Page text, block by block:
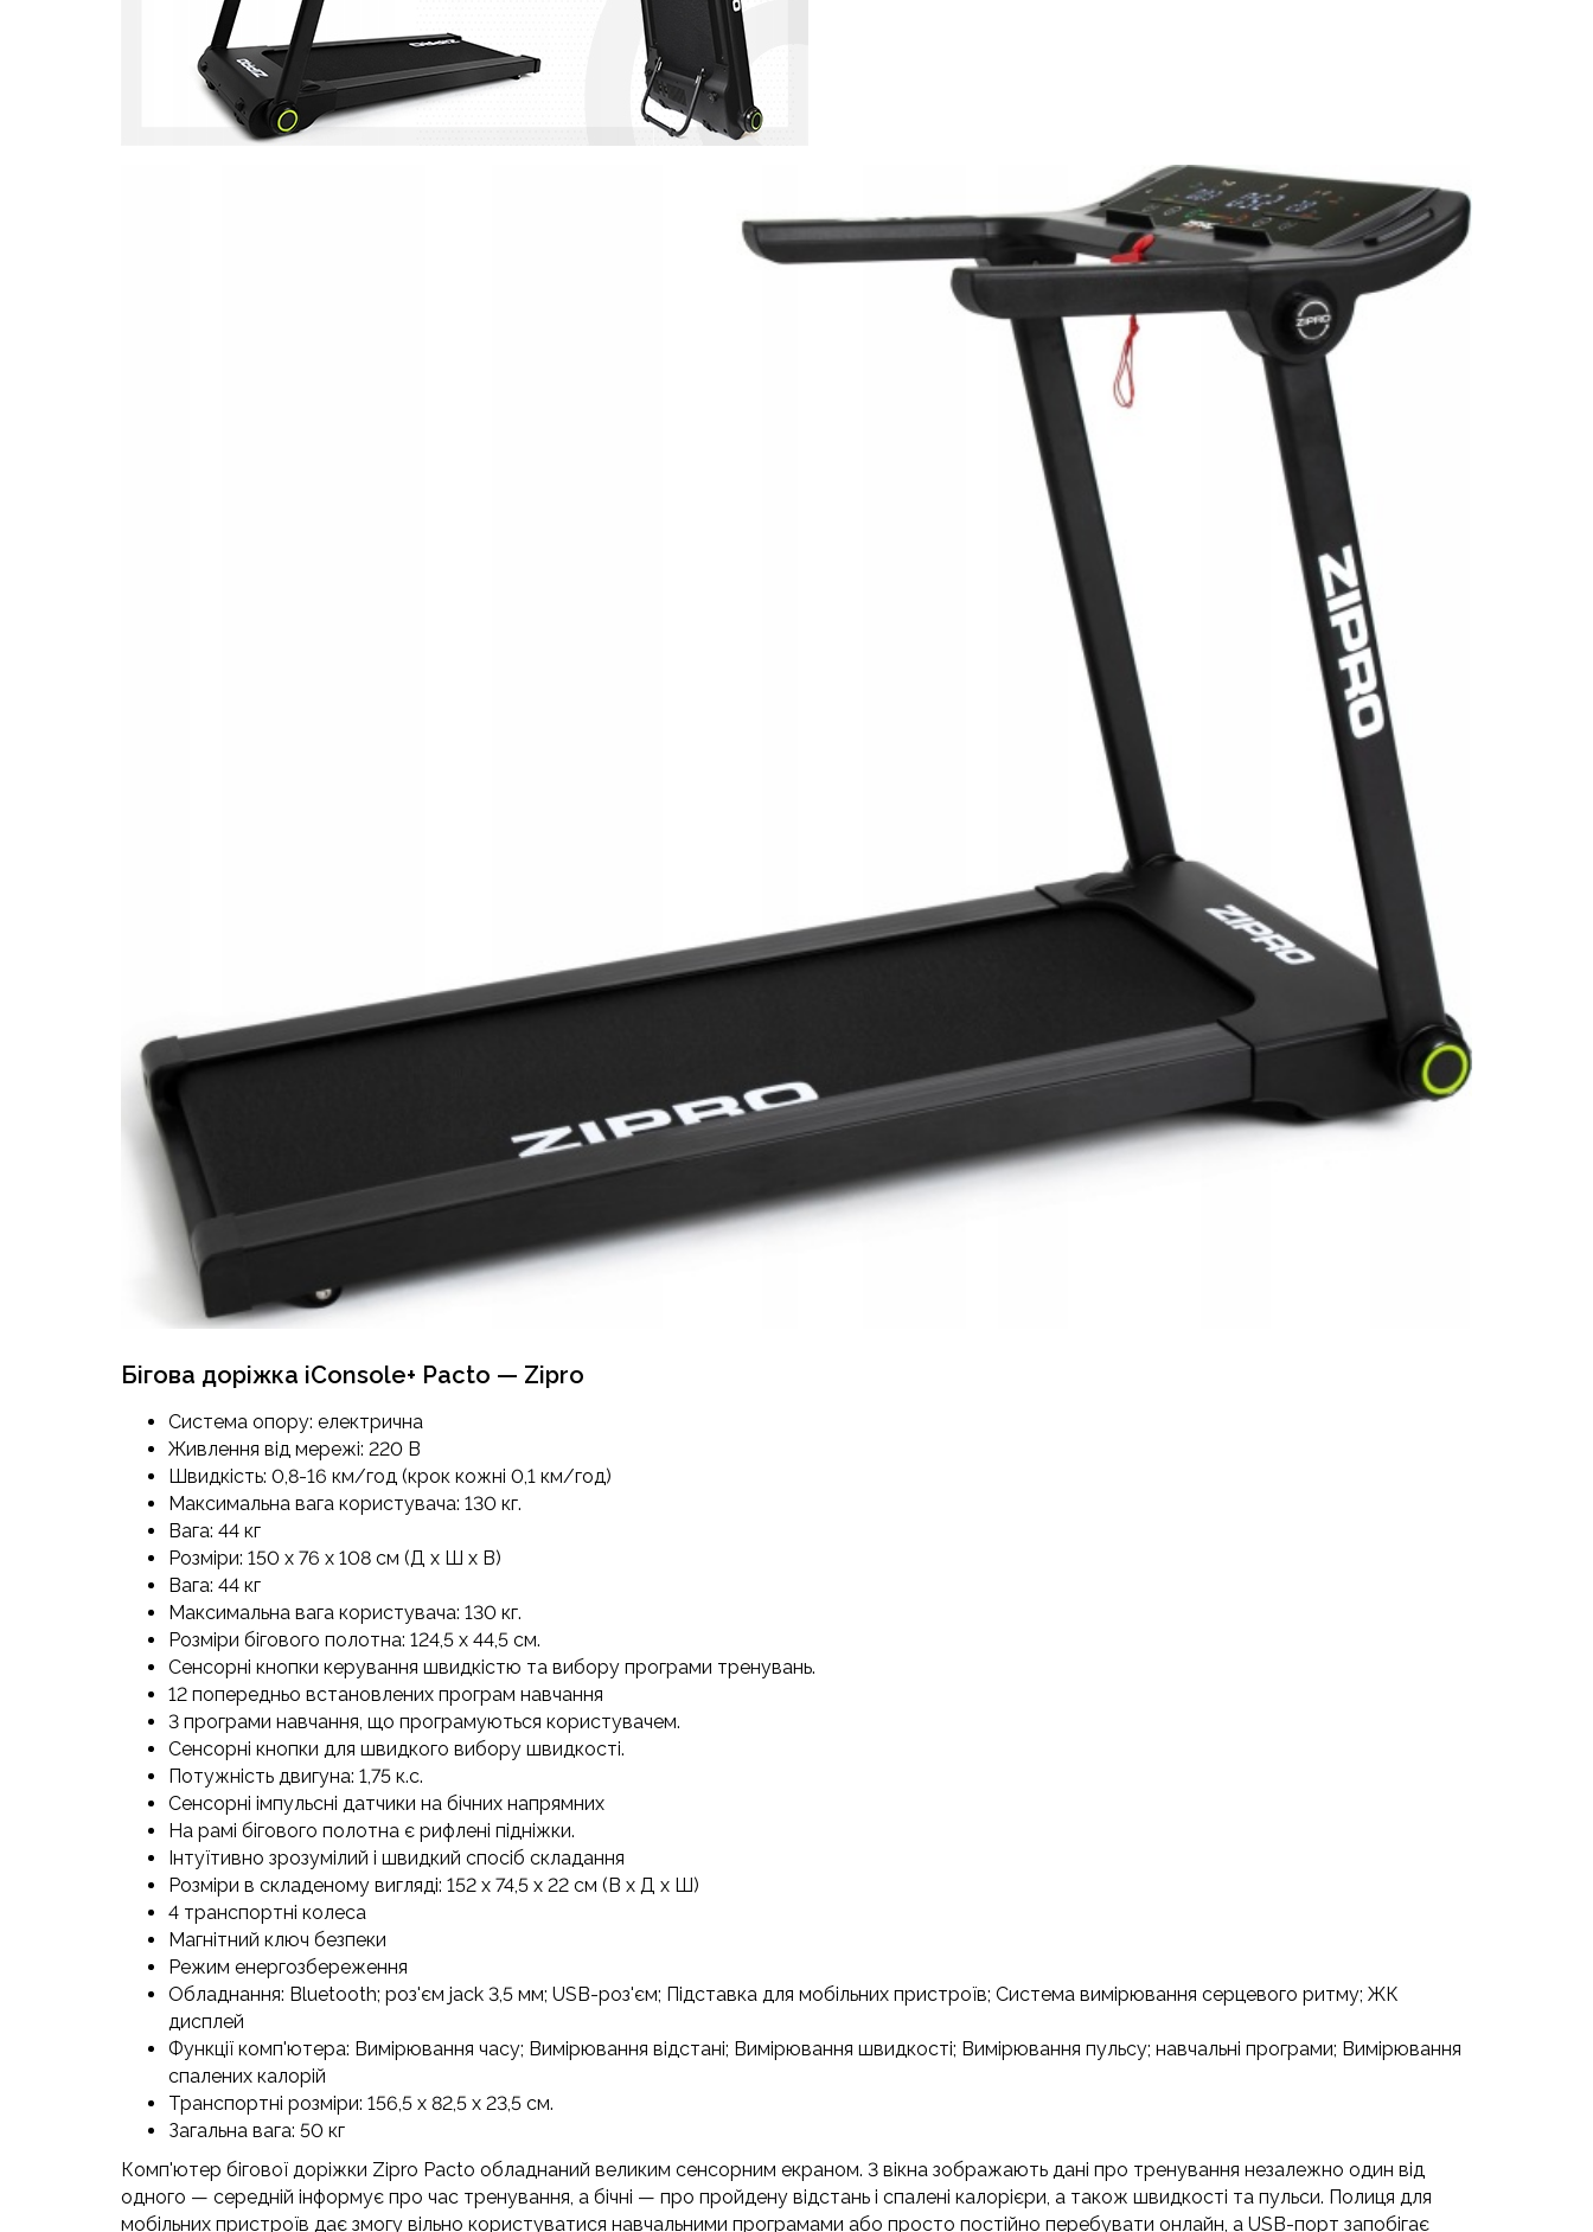
Бігова доріжка iConsole+ Pacto — Zipro
Система опору: електрична
Живлення від мережі: 220 В
Швидкість: 0,8-16 км/год (крок кожні 0,1 км/год)
Максимальна вага користувача: 130 кг.
Вага: 44 кг
Розміри: 150 х 76 х 108 см (Д х Ш х В)
Вага: 44 кг
Максимальна вага користувача: 130 кг.
Розміри бігового полотна: 124,5 х 44,5 см.
Сенсорні кнопки керування швидкістю та вибору програми тренувань.
12 попередньо встановлених програм навчання
3 програми навчання, що програмуються користувачем.
Сенсорні кнопки для швидкого вибору швидкості.
Потужність двигуна: 1,75 к.с.
Сенсорні імпульсні датчики на бічних напрямних
На рамі бігового полотна є рифлені підніжки.
Інтуїтивно зрозумілий і швидкий спосіб складання
Розміри в складеному вигляді: 152 х 74,5 х 22 см (В х Д х Ш)
4 транспортні колеса
Магнітний ключ безпеки
Режим енергозбереження
Обладнання: Bluetooth; роз'єм jack 3,5 мм; USB-роз'єм; Підставка для мобільних пристроїв; Система вимірювання серцевого ритму; ЖК
дисплей
Функції комп'ютера: Вимірювання часу; Вимірювання відстані; Вимірювання швидкості; Вимірювання пульсу; навчальні програми; Вимірювання
спалених калорій
Транспортні розміри: 156,5 х 82,5 х 23,5 см.
Загальна вага: 50 кг
Комп'ютер бігової доріжки Zipro Pacto обладнаний великим сенсорним екраном. 3 вікна зображають дані про тренування незалежно один від
одного — середній інформує про час тренування, а бічні — про пройдену відстань і спалені калорієри, а також швидкості та пульси. Полиця для
мобільних пристроїв дає змогу вільно користуватися навчальними програмами або просто постійно перебувати онлайн, а USB-порт запобігає